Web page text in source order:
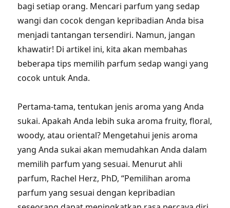
bagi setiap orang. Mencari parfum yang sedap
wangi dan cocok dengan kepribadian Anda bisa
menjadi tantangan tersendiri. Namun, jangan
khawatir! Di artikel ini, kita akan membahas
beberapa tips memilih parfum sedap wangi yang
cocok untuk Anda.
Pertama-tama, tentukan jenis aroma yang Anda
sukai. Apakah Anda lebih suka aroma fruity, floral,
woody, atau oriental? Mengetahui jenis aroma
yang Anda sukai akan memudahkan Anda dalam
memilih parfum yang sesuai. Menurut ahli
parfum, Rachel Herz, PhD, “Pemilihan aroma
parfum yang sesuai dengan kepribadian